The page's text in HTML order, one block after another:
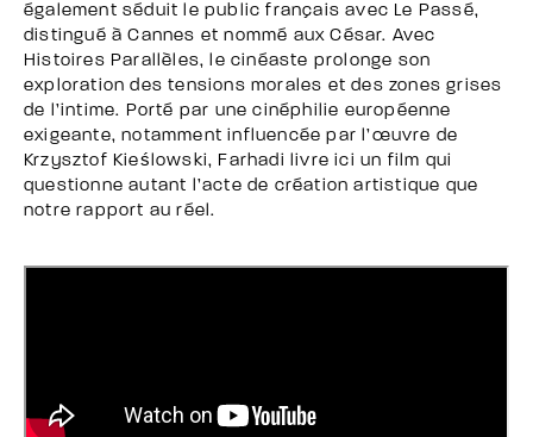
également séduit le public français avec Le Passé,
distingué à Cannes et nommé aux César. Avec
Histoires Parallèles, le cinéaste prolonge son
exploration des tensions morales et des zones grises
de l’intime. Porté par une cinéphilie européenne
exigeante, notamment influencée par l’œuvre de
Krzysztof Kieślowski, Farhadi livre ici un film qui
questionne autant l’acte de création artistique que
notre rapport au réel.